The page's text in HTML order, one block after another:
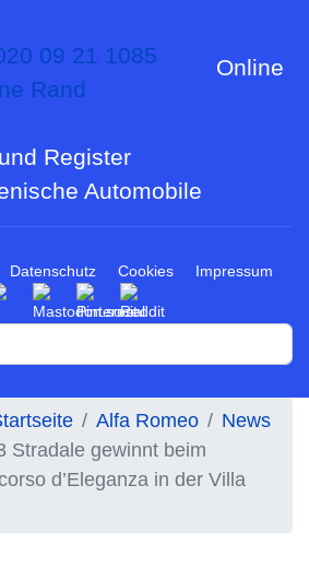
Online
und Register
Automobile
Datenschutz Cookies Impressum
Alfa Romeo
News
Stradale gewinnt beim
d’Eleganza in der Villa